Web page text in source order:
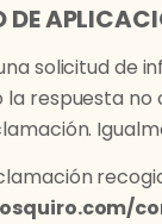
DE
solicitud de
respuesta no